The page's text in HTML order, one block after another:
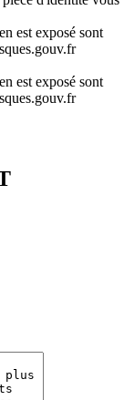
est exposé sont
est exposé sont